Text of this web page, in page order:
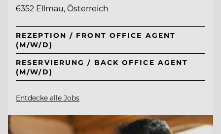
6352 Ellmau, Österreich
REZEPTION / FRONT OFFICE AGENT
(M/W/D)
RESERVIERUNG / BACK OFFICE AGENT
(M/W/D)
Entdecke alle Jobs